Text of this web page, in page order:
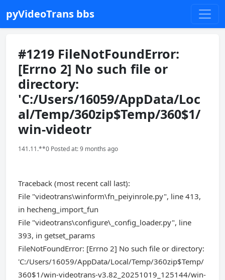
pyVideoTrans bbs
#1219 FileNotFoundError:
[Errno 2] No such file or
directory:
'C:/Users/16059/AppData/Loc
al/Temp/360zip$Temp/360$1/
win-videotr
141.11.**0 Posted at: 9 months ago
Traceback (most recent call last):
File "videotrans\winform\fn_peiyinrole.py", line 413,
in hecheng_import_fun
File "videotrans\configure\_config_loader.py", line
393, in getset_params
FileNotFoundError: [Errno 2] No such file or directory:
'C:/Users/16059/AppData/Local/Temp/360zip$Temp/
360$1/win-videotrans-v3.82_20251019_125144/win-